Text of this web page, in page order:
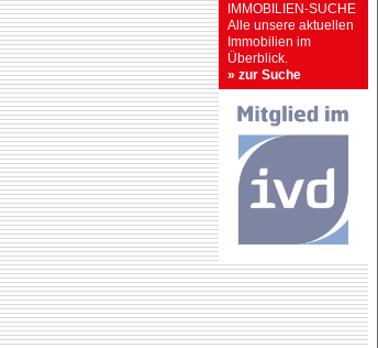
IMMOBILIEN-SUCHE
Alle unsere aktuellen
Immobilien im
Überblick.
» zur Suche